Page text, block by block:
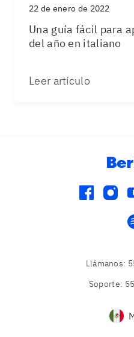
22 de enero de 2022
Una guía fácil para
del año en italiano
Leer artículo
Llámanos:
Soporte: